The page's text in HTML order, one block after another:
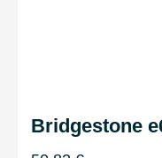
Bridgestone